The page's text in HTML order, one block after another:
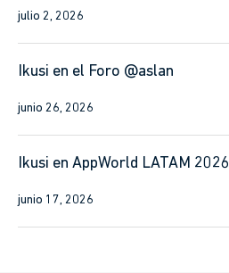
julio 2, 2026
Ikusi en el Foro @aslan
junio 26, 2026
Ikusi en AppWorld LATAM 2026
junio 17, 2026